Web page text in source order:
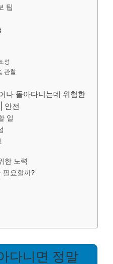
팁
성
관찰
나 돌아다니는데 위험한
안전
일
한 노력
필요할까?
다니면 정말